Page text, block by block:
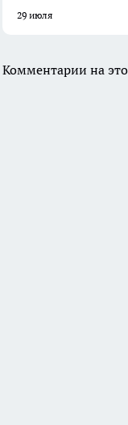
29 июля
Комментарии на